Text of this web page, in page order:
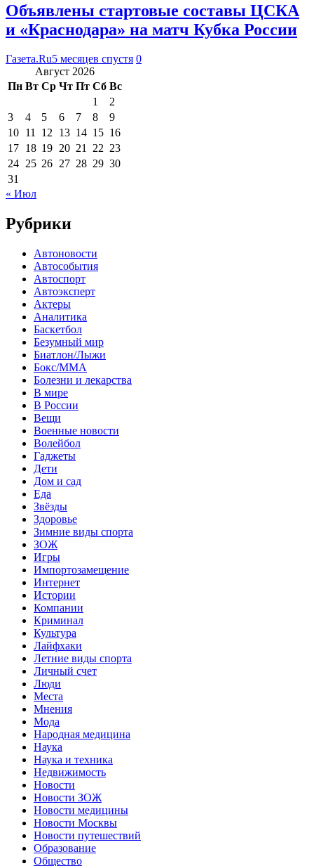
Объявлены стартовые составы ЦСКА
и «Краснодара» на матч Кубка России
Газета.Ru5 месяцев спустя 0
Август 2026
Пн Вт Ср Чт Пт Сб Вс
1
2
3
4 5 6 7 8
9
10 11 12 13 14 15 16
17 18 19 20 21 22 23
24 25 26 27 28 29 30
31
« Июл
Рубрики
Автоновости
Автособытия
Автоспорт
Автоэксперт
Актеры
Аналитика
Баскетбол
Безумный мир
Биатлон/Лыжи
Бокс/MMA
Болезни и лекарства
В мире
В России
Вещи
Военные новости
Волейбол
Гаджеты
Дети
Дом и сад
Еда
Звёзды
Здоровье
Зимние виды спорта
ЗОЖ
Игры
Импортозамещение
Интернет
Истории
Компании
Криминал
Культура
Лайфхаки
Летние виды спорта
Личный счет
Люди
Места
Мнения
Мода
Народная медицина
Наука
Наука и техника
Недвижимость
Новости
Новости ЗОЖ
Новости медицины
Новости Москвы
Новости путешествий
Образование
Общество